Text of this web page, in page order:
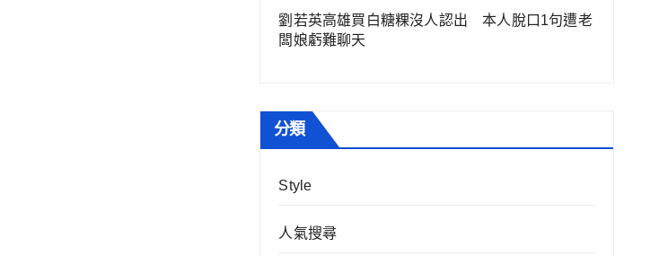
劉若英高雄買白糖粿沒人認出 本人脫口1句遭老
闆娘虧難聊天
分類
Style
人氣搜尋